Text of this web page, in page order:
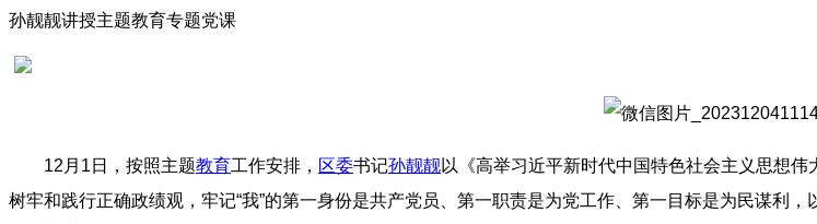
孙靓靓讲授主题教育专题党课
12月1日，按照主题教育工作安排， 区委书记孙靓靓以《高举习近平新时代中国特色社会主义思想
树牢和践行正确政绩观，牢记“我”的第一身份是共产党员、第一职责是为党工作、第一目标是为民谋利